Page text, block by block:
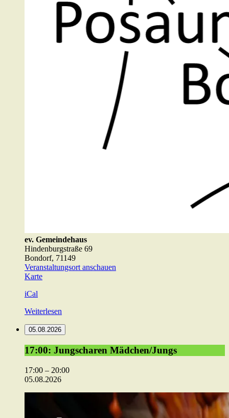
ev. Gemeindehaus
Hindenburgstraße 69
Bondorf, 71149
Veranstaltungsort anschauen
Karteev.
iCal
Weiterlesen
05.08.2026
17:00:
Jungscharen
Mädchen/Jungs
17:00: Jungscharen Mädchen/Jungs
17:00 – 20:00
05.08.2026